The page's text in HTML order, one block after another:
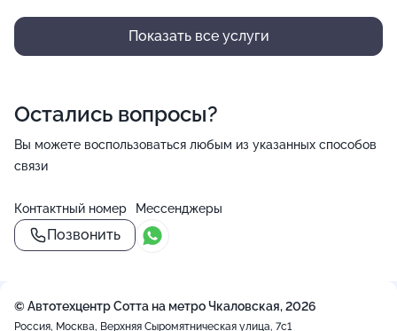
Показать все услуги
Остались вопросы?
Вы можете воспользоваться любым из указанных способов
связи
Контактный номер
Позвонить
Мессенджеры
© Автотехцентр Сотта на метро Чкаловская, 2026
Россия, Москва, Верхняя Сыромятническая улица, 7с1